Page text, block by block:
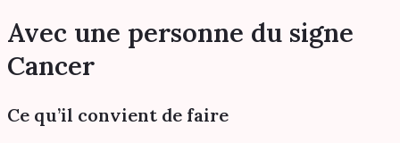
Avec une personne du signe
Cancer
Ce qu’il convient de faire